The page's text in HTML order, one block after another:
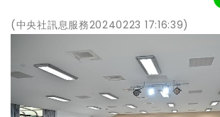
(中央社訊息服務20240223 17:16:39)